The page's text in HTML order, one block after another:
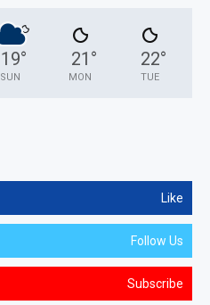
19°
SUN
21 °
MON
22°
TUE
Like
Follow Us
Subscribe